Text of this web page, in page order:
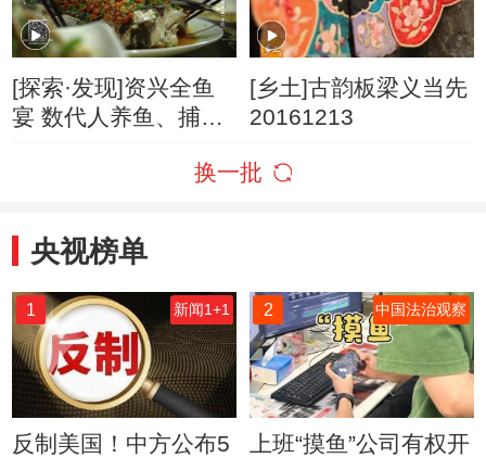
[探索·发现]资兴全鱼
宴 数代人养鱼、捕
[乡土]古韵板梁义当先
20161213
换一批
央视榜单
1 新闻1+1
反制美国！中方公布5
2 中国法治观察
上班“摸鱼”公司有权开